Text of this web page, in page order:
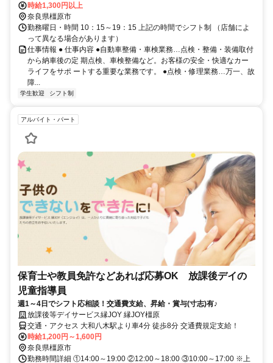
時給1,300円以上
奈良県橿原市
勤務曜日・時間 10：15～19：15 上記の時間でシフト制 （店舗によ
って異なる場合があります）
仕事情報 ● 仕事内容 ●自動車整備・車検業務…点検・整備・装備取付
から納車後の定 期点検、車検整備など。お客様の安全・快適なカー
ライフをサポ ートする重要な業務です。 ●点検・修理業務…万一、故
障...
学生歓迎 シフト制
アルバイト・パート
保育士や教員免許などあれば応募OK 放課後デイの
児童指導員
週1～4日でシフト応相談！交通費支給、昇給・賞与(寸志)有♪
放課後等デイサービス縁JOY 縁JOY橿原
交通・アクセス 大和八木駅より車4分 徒歩8分 交通費規定支給！
時給1,200円～1,600円
奈良県橿原市
勤務時間詳細 ①14:00～19:00 ②12:00～18:00 ③10:00～17:00 ※上